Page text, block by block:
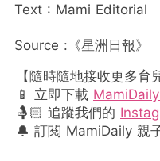
Text : Mami Editorial
Source :《星洲日報》
【隨時隨地接收更多育
📱 立即下載
🤱🏻 追蹤我們的
🔔 訂閱 MamiDaily 親